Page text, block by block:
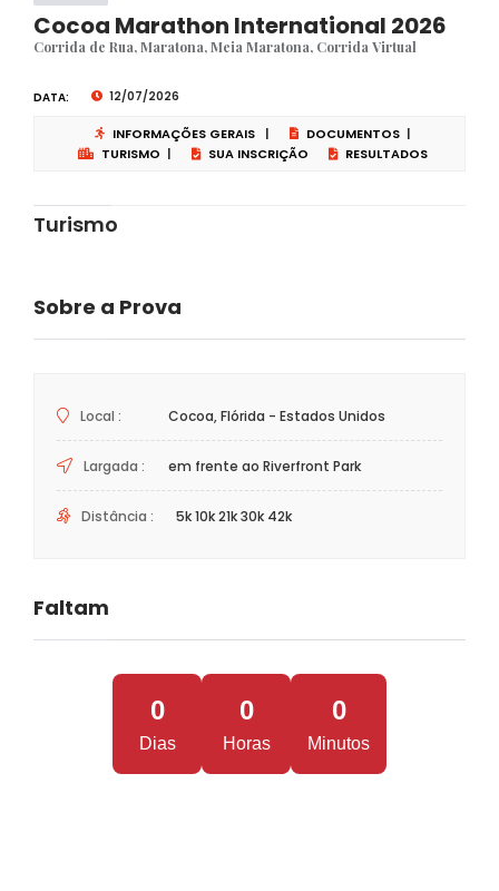
Cocoa Marathon International 2026
Corrida de Rua, Maratona, Meia Maratona, Corrida Virtual
DATA: 12/07/2026
INFORMAÇÕES GERAIS | DOCUMENTOS |
TURISMO | SUA INSCRIÇÃO RESULTADOS
Turismo
Sobre a Prova
Local : Cocoa, Flórida - Estados Unidos
Largada : em frente ao Riverfront Park
Distância : 5k 10k 21k 30k 42k
Faltam
0
Dias
0
Horas
0
Minutos